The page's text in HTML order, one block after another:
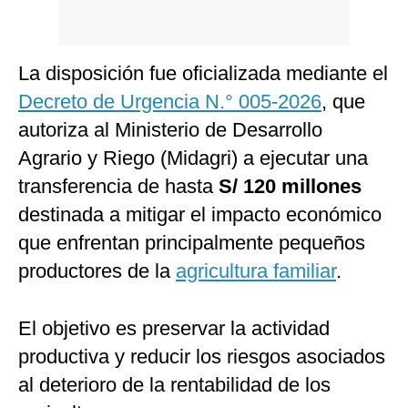
La disposición fue oficializada mediante el
Decreto de Urgencia N.° 005-2026, que
autoriza al Ministerio de Desarrollo
Agrario y Riego (Midagri) a ejecutar una
transferencia de hasta S/ 120 millones
destinada a mitigar el impacto económico
que enfrentan principalmente pequeños
productores de la agricultura familiar.
El objetivo es preservar la actividad
productiva y reducir los riesgos asociados
al deterioro de la rentabilidad de los